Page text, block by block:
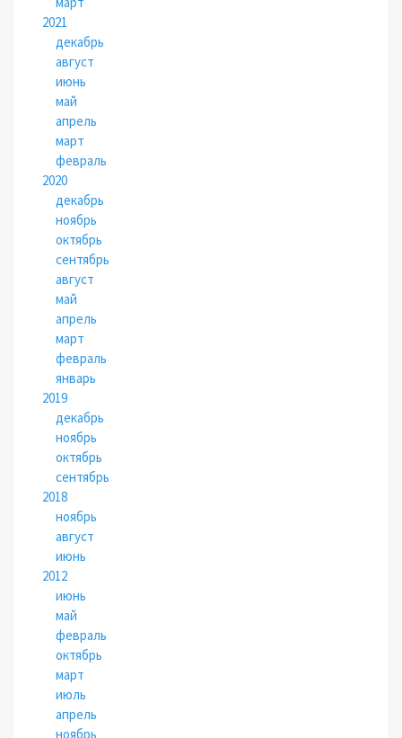
2021
декабрь
август
июнь
май
апрель
март
февраль
2020
декабрь
ноябрь
октябрь
сентябрь
август
май
апрель
март
февраль
январь
2019
декабрь
ноябрь
октябрь
сентябрь
2018
ноябрь
август
июнь
2012
июнь
май
февраль
октябрь
март
июль
апрель
ноябрь